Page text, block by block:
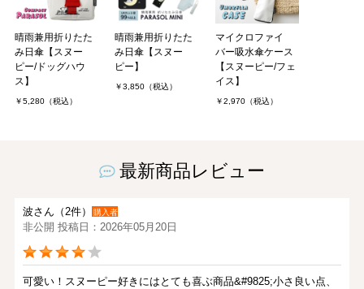
晴雨兼用折りたた
み日傘【スヌー
ピー/ドッグハウ
ス】
￥5,280（税込）
晴雨兼用折りたた
み日傘【スヌー
ピー】
￥3,850（税込）
マイクロファイ
バー吸水傘ケース
【スヌーピー/フェ
イス】
￥2,970（税込）
最新商品レビュー
波さん（2件） 購入者
非公開 投稿日：2026年05月20日
可愛い！スヌーピー好きにはとても喜ぶ商品&#9825;小さ良い点、